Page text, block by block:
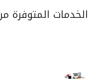
الخدمات